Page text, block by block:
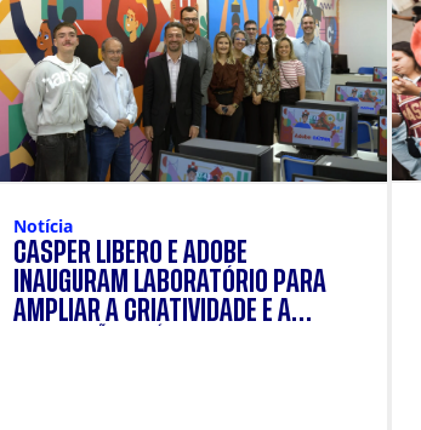
Notícia
CÁSPER LÍBERO E ADOBE
INAUGURAM LABORATÓRIO PARA
AMPLIAR A CRIATIVIDADE E A